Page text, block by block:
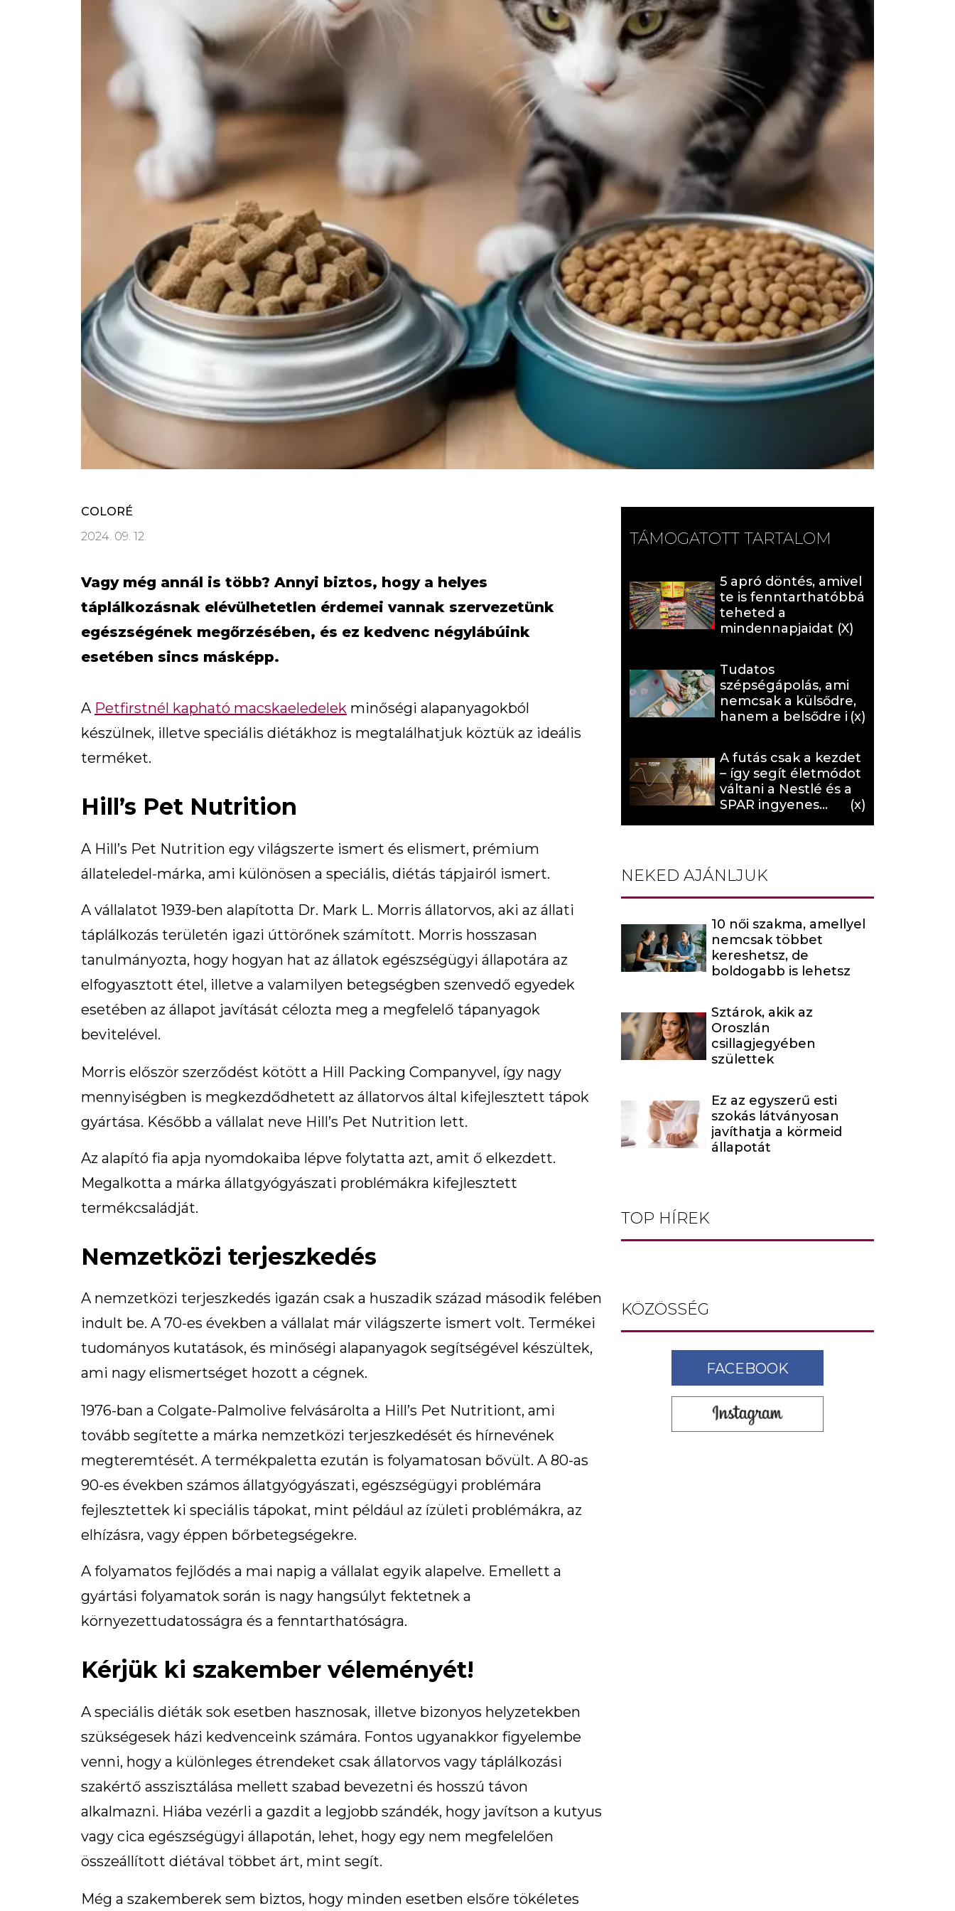
COLORÉ
2024. 09. 12.
Vagy még annál is több? Annyi biztos, hogy a helyes
táplálkozásnak elévülhetetlen érdemei vannak szervezetünk
egészségének megőrzésében, és ez kedvenc négylábúink
esetében sincs másképp.
A Petfirstnél kapható macskaeledelek minőségi alapanyagokból
készülnek, illetve speciális diétákhoz is megtalálhatjuk köztük az ideális
terméket.
Hill’s Pet Nutrition
A Hill’s Pet Nutrition egy világszerte ismert és elismert, prémium
állateledel-márka, ami különösen a speciális, diétás tápjairól ismert.
A vállalatot 1939-ben alapította Dr. Mark L. Morris állatorvos, aki az állati
táplálkozás területén igazi úttörőnek számított. Morris hosszasan
tanulmányozta, hogy hogyan hat az állatok egészségügyi állapotára az
elfogyasztott étel, illetve a valamilyen betegségben szenvedő egyedek
esetében az állapot javítását célozta meg a megfelelő tápanyagok
bevitelével.
Morris először szerződést kötött a Hill Packing Companyvel, így nagy
mennyiségben is megkezdődhetett az állatorvos által kifejlesztett tápok
gyártása. Később a vállalat neve Hill’s Pet Nutrition lett.
Az alapító fia apja nyomdokaiba lépve folytatta azt, amit ő elkezdett.
Megalkotta a márka állatgyógyászati problémákra kifejlesztett
termékcsaládját.
Nemzetközi terjeszkedés
A nemzetközi terjeszkedés igazán csak a huszadik század második felében
indult be. A 70-es években a vállalat már világszerte ismert volt. Termékei
tudományos kutatások, és minőségi alapanyagok segítségével készültek,
ami nagy elismertséget hozott a cégnek.
1976-ban a Colgate-Palmolive felvásárolta a Hill’s Pet Nutritiont, ami
tovább segítette a márka nemzetközi terjeszkedését és hírnevének
megteremtését. A termékpaletta ezután is folyamatosan bővült. A 80-as
90-es években számos állatgyógyászati, egészségügyi problémára
fejlesztettek ki speciális tápokat, mint például az ízületi problémákra, az
elhízásra, vagy éppen bőrbetegségekre.
A folyamatos fejlődés a mai napig a vállalat egyik alapelve. Emellett a
gyártási folyamatok során is nagy hangsúlyt fektetnek a
környezettudatosságra és a fenntarthatóságra.
Kérjük ki szakember véleményét!
A speciális diéták sok esetben hasznosak, illetve bizonyos helyzetekben
szükségesek házi kedvenceink számára. Fontos ugyanakkor figyelembe
venni, hogy a különleges étrendeket csak állatorvos vagy táplálkozási
szakértő asszisztálása mellett szabad bevezetni és hosszú távon
alkalmazni. Hiába vezérli a gazdit a legjobb szándék, hogy javítson a kutyus
vagy cica egészségügyi állapotán, lehet, hogy egy nem megfelelően
összeállított diétával többet árt, mint segít.
Még a szakemberek sem biztos, hogy minden esetben elsőre tökéletes
TÁMOGATOTT TARTALOM
5 apró döntés, amivel
te is fenntarthatóbbá
teheted a
mindennapjaidat (X)
Tudatos
szépségápolás, ami
nemcsak a külsődre,
hanem a belsődre is
A futás csak a kezdet
– így segít életmódot
váltani a Nestlé és a
SPAR ingyenes
NEKED AJÁNLJUK
10 női szakma, amellyel
nemcsak többet
kereshetsz, de
boldogabb is lehetsz
Sztárok, akik az
Oroszlán
csillagjegyében
születtek
Ez az egyszerű esti
szokás látványosan
javíthatja a körmeid
állapotát
TOP HÍREK
KÖZÖSSÉG
FACEBOOK